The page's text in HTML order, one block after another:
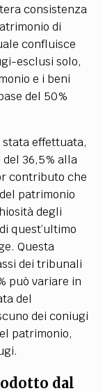
consistenza
di
confluisce
esclusi solo,
e i beni
del 50%
effettuata,
36,5% alla
contributo che
patrimonio
degli
quest’ultimo
Questa
dei tribunali
può variare in
del
dei coniugi
patrimonio,
dal